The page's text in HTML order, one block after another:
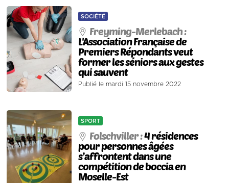
SOCIÉTÉ
Freyming-Merlebach :
L'Association Française de
Premiers Répondants veut
former les séniors aux gestes
qui sauvent
Publié le mardi 15 novembre 2022
SPORT
Folschviller :4 résidences
pour personnes âgées
s’affrontent dans une
compétition de boccia en
Moselle-Est